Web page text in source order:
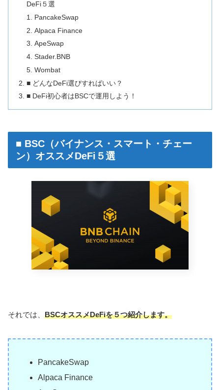
DeFi５選
PancakeSwap
Alpaca Finance
ApeSwap
Stader.BNB
Wombat
■ どんなDeFi選びすればいい？
■ DeFi初心者はBSCで運用しよう！
■ BSC（バイナンス・スマート・チェー
ン）オススメDeFi５選
それでは、 BSCオススメDeFiを５つ紹介します。
PancakeSwap
Alpaca Finance